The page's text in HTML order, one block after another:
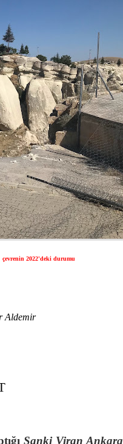
2022'deki durumu
Aldemir
Sanki Viran Ankara